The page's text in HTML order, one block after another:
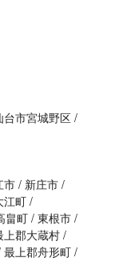
台市宮城野区
市
新庄市
江町
畠町 東根市
上郡大蔵村
最上郡舟形町